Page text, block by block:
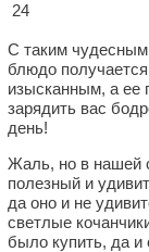
24
С таким чудесным
блюдо
изысканным, а ее
зарядить вас
день!
Жаль, но в нашей
полезный и
да оно и не
светлые
было купить, да и